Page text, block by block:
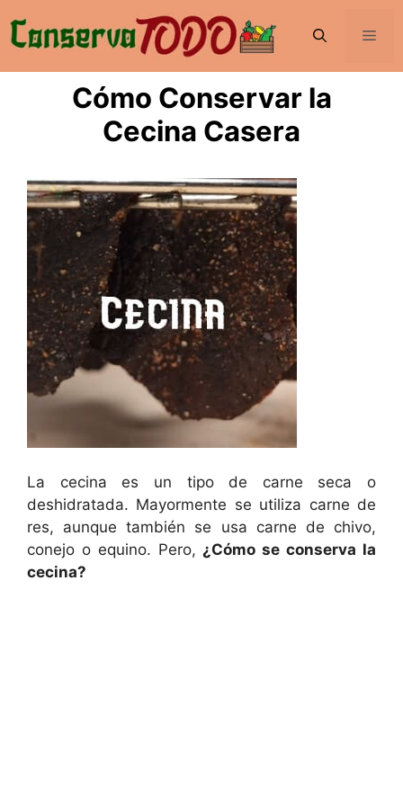
al
contenido
Cómo Conservar la
Cecina Casera
La cecina es un tipo de carne seca o
deshidratada. Mayormente se utiliza carne de
res, aunque también se usa carne de chivo,
conejo o equino. Pero, ¿Cómo se conserva la
cecina?